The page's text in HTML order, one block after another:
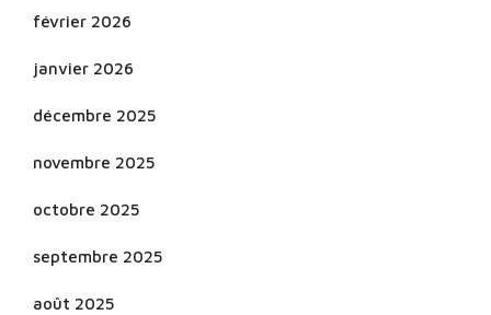
février 2026
janvier 2026
décembre 2025
novembre 2025
octobre 2025
septembre 2025
août 2025